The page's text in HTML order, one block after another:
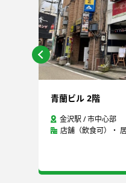
青蘭ビル 2階
金沢駅 / 市中心部
店舗（飲食可）・